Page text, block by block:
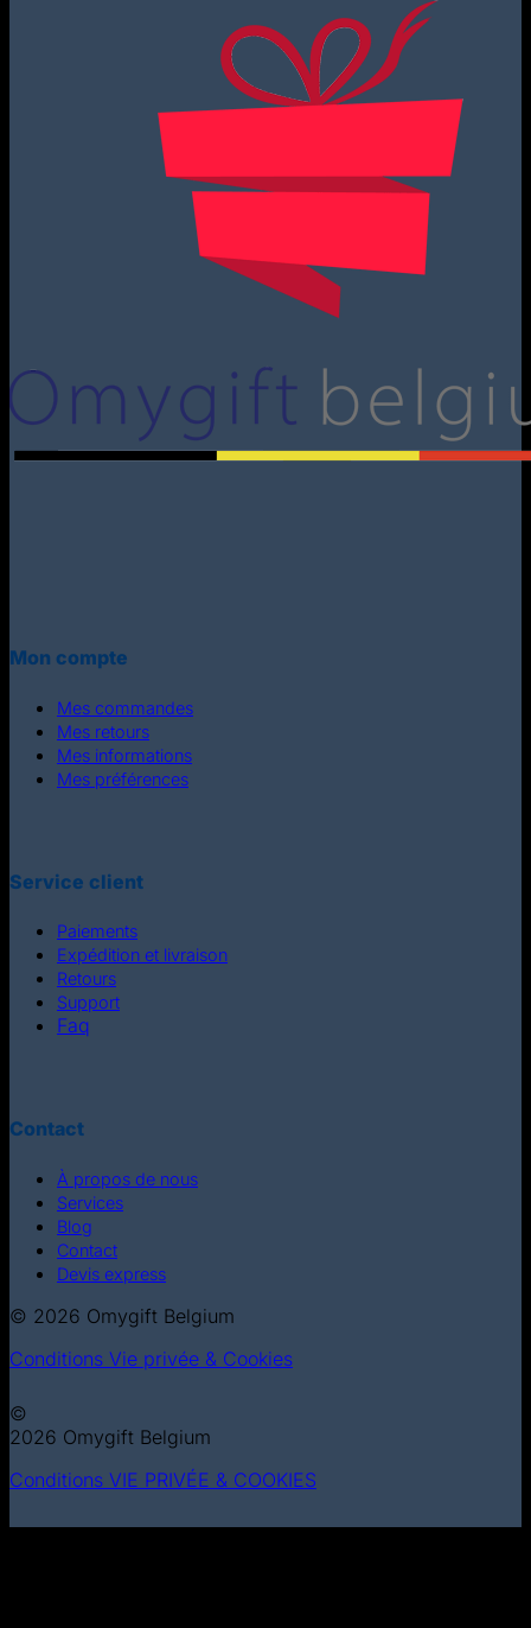
Mon compte
Mes commandes
Mes retours
Mes informations
Mes préférences
Service client
Paiements
Expédition et livraison
Retours
Support
Faq
Contact
À propos de nous
Services
Blog
Contact
Devis express
© 2026 Omygift Belgium
Conditions Vie privée & Cookies
©
2026 Omygift Belgium
Conditions VIE PRIVÉE & COOKIES